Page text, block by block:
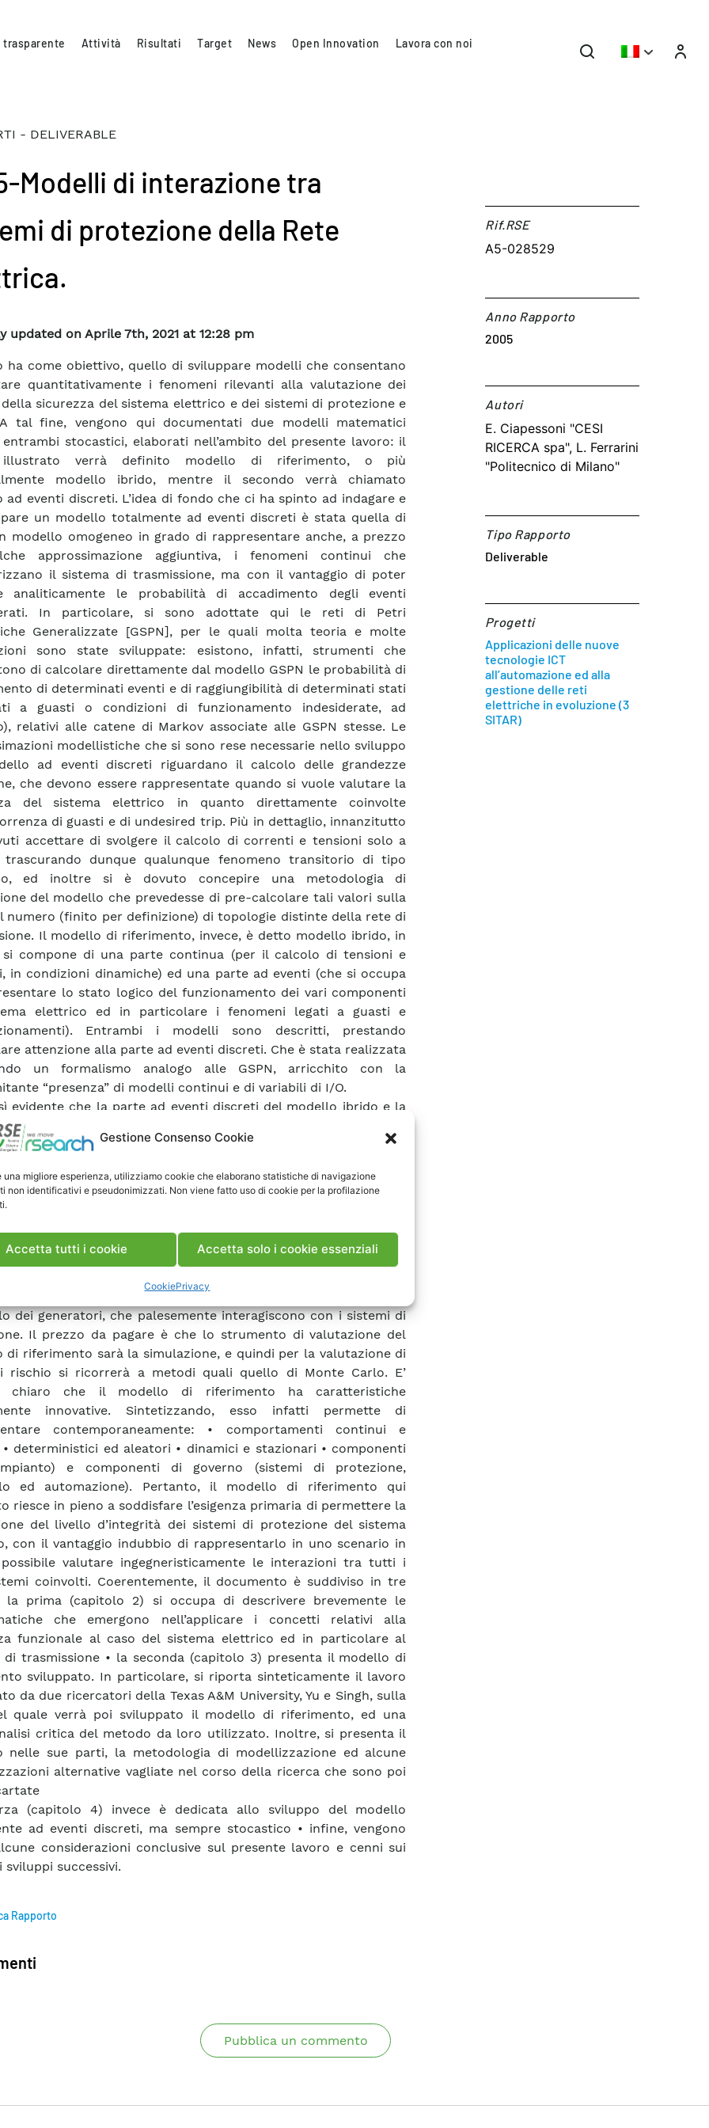
Gestione Consenso Cookie
una migliore esperienza, utilizziamo cookie che elaborano statistiche di navigazione
non identificativi e pseudonimizzati. Non viene fatto uso di cookie per la profilazione
Accetta tutti i cookie Accetta solo i cookie essenziali
CookiePrivacy
trasparente Attività Risultati Target News Open Innovation Lavora con noi
- DELIVERABLE
Modelli di interazione tra
di protezione della Rete
updated on Aprile 7th, 2021 at 12:28 pm
ha come obiettivo, quello di sviluppare modelli che consentano
quantitativamente i fenomeni rilevanti alla valutazione dei
sicurezza del sistema elettrico e dei sistemi di protezione e
tal fine, vengono qui documentati due modelli matematici
stocastici, elaborati nell’ambito del presente lavoro: il
verrà definito modello di riferimento, o più
modello ibrido, mentre il secondo verrà chiamato
ad eventi discreti. L’idea di fondo che ci ha spinto ad indagare e
un modello totalmente ad eventi discreti è stata quella di
modello omogeneo in grado di rappresentare anche, a prezzo
approssimazione aggiuntiva, i fenomeni continui che
il sistema di trasmissione, ma con il vantaggio di poter
analiticamente le probabilità di accadimento degli eventi
In particolare, si sono adottate qui le reti di Petri
Generalizzate [GSPN], per le quali molta teoria e molte
sono state sviluppate: esistono, infatti, strumenti che
di calcolare direttamente dal modello GSPN le probabilità di
di determinati eventi e di raggiungibilità di determinati stati
a guasti o condizioni di funzionamento indesiderate, ad
relativi alle catene di Markov associate alle GSPN stesse. Le
modellistiche che si sono rese necessarie nello sviluppo
ad eventi discreti riguardano il calcolo delle grandezze
che devono essere rappresentate quando si vuole valutare la
del sistema elettrico in quanto direttamente coinvolte
di guasti e di undesired trip. Più in dettaglio, innanzitutto
accettare di svolgere il calcolo di correnti e tensioni solo a
trascurando dunque qualunque fenomeno transitorio di tipo
ed inoltre si è dovuto concepire una metodologia di
del modello che prevedesse di pre-calcolare tali valori sulla
numero (finito per definizione) di topologie distinte della rete di
Il modello di riferimento, invece, è detto modello ibrido, in
si compone di una parte continua (per il calcolo di tensioni e
in condizioni dinamiche) ed una parte ad eventi (che si occupa
lo stato logico del funzionamento dei vari componenti
elettrico ed in particolare i fenomeni legati a guasti e
Entrambi i modelli sono descritti, prestando
attenzione alla parte ad eventi discreti. Che è stata realizzata
un formalismo analogo alle GSPN, arricchito con la
“presenza” di modelli continui e di variabili di I/O.
evidente che la parte ad eventi discreti del modello ibrido e la
nel modello ad eventi descrive lo stato logico del
dei componenti (e non si riferisce quindi al calcolo delle
ibrido così costruito è di per sè estendibile, non dovendo pre-
alcuna grandezza fisica: se si desidera aggiungere un
maggiori dettagli nel suo modello, non occorre modificare il
modello preesistente di un dato sistema di trasmissione. Si
anche regolatori continui, e quindi tutti i sistemi di
dei generatori, che palesemente interagiscono con i sistemi di
Il prezzo da pagare è che lo strumento di valutazione del
di riferimento sarà la simulazione, e quindi per la valutazione di
rischio si ricorrerà a metodi quali quello di Monte Carlo. E’
chiaro che il modello di riferimento ha caratteristiche
innovative. Sintetizzando, esso infatti permette di
contemporaneamente: • comportamenti continui e
deterministici ed aleatori • dinamici e stazionari • componenti
e componenti di governo (sistemi di protezione,
ed automazione). Pertanto, il modello di riferimento qui
riesce in pieno a soddisfare l’esigenza primaria di permettere la
del livello d’integrità dei sistemi di protezione del sistema
con il vantaggio indubbio di rappresentarlo in uno scenario in
valutare ingegneristicamente le interazioni tra tutti i
coinvolti. Coerentemente, il documento è suddiviso in tre
la prima (capitolo 2) si occupa di descrivere brevemente le
che emergono nell’applicare i concetti relativi alla
funzionale al caso del sistema elettrico ed in particolare al
di trasmissione • la seconda (capitolo 3) presenta il modello di
sviluppato. In particolare, si riporta sinteticamente il lavoro
da due ricercatori della Texas A&M University, Yu e Singh, sulla
quale verrà poi sviluppato il modello di riferimento, ed una
critica del metodo da loro utilizzato. Inoltre, si presenta il
nelle sue parti, la metodologia di modellizzazione ed alcune
alternative vagliate nel corso della ricerca che sono poi
(capitolo 4) invece è dedicata allo sviluppo del modello
ad eventi discreti, ma sempre stocastico • infine, vengono
considerazioni conclusive sul presente lavoro e cenni sui
sviluppi successivi.
Rapporto
Rif.RSE​
A5-028529
Anno Rapporto
2005
Autori​
E. Ciapessoni "CESI
RICERCA spa", L. Ferrarini
"Politecnico di Milano"
Tipo Rapporto
Deliverable
Progetti
Applicazioni delle nuove
tecnologie ICT
all’automazione ed alla
gestione delle reti
elettriche in evoluzione (3
SITAR)
Pubblica un commento